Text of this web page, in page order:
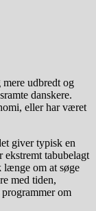
udbredt og
danskere.
eller har været
giver typisk en
ekstremt tabubelagt
længe om at søge
med tiden,
om